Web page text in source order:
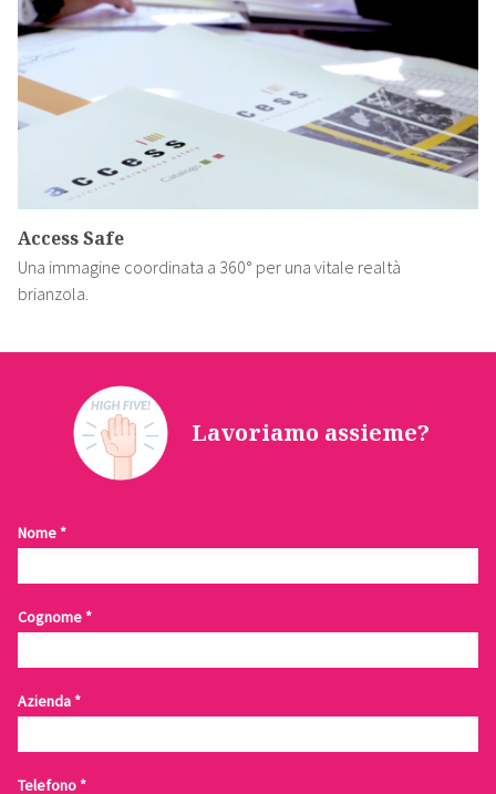
Access Safe
Una immagine coordinata a 360° per una vitale realtà
brianzola.
Lavoriamo assieme?
Contattaci
Nome*
Cognome*
Azienda*
Telefono*